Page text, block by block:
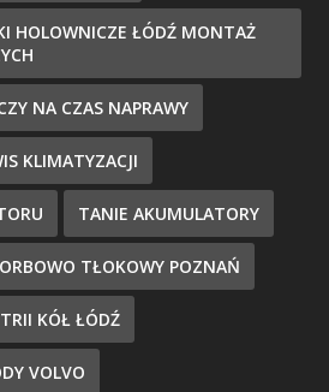
HOLOWNICZE ŁÓDŹ MONTAŻ
NA CZAS NAPRAWY
KLIMATYZACJI
TANIE AKUMULATORY
TŁOKOWY POZNAŃ
KÓŁ ŁÓDŹ
VOLVO